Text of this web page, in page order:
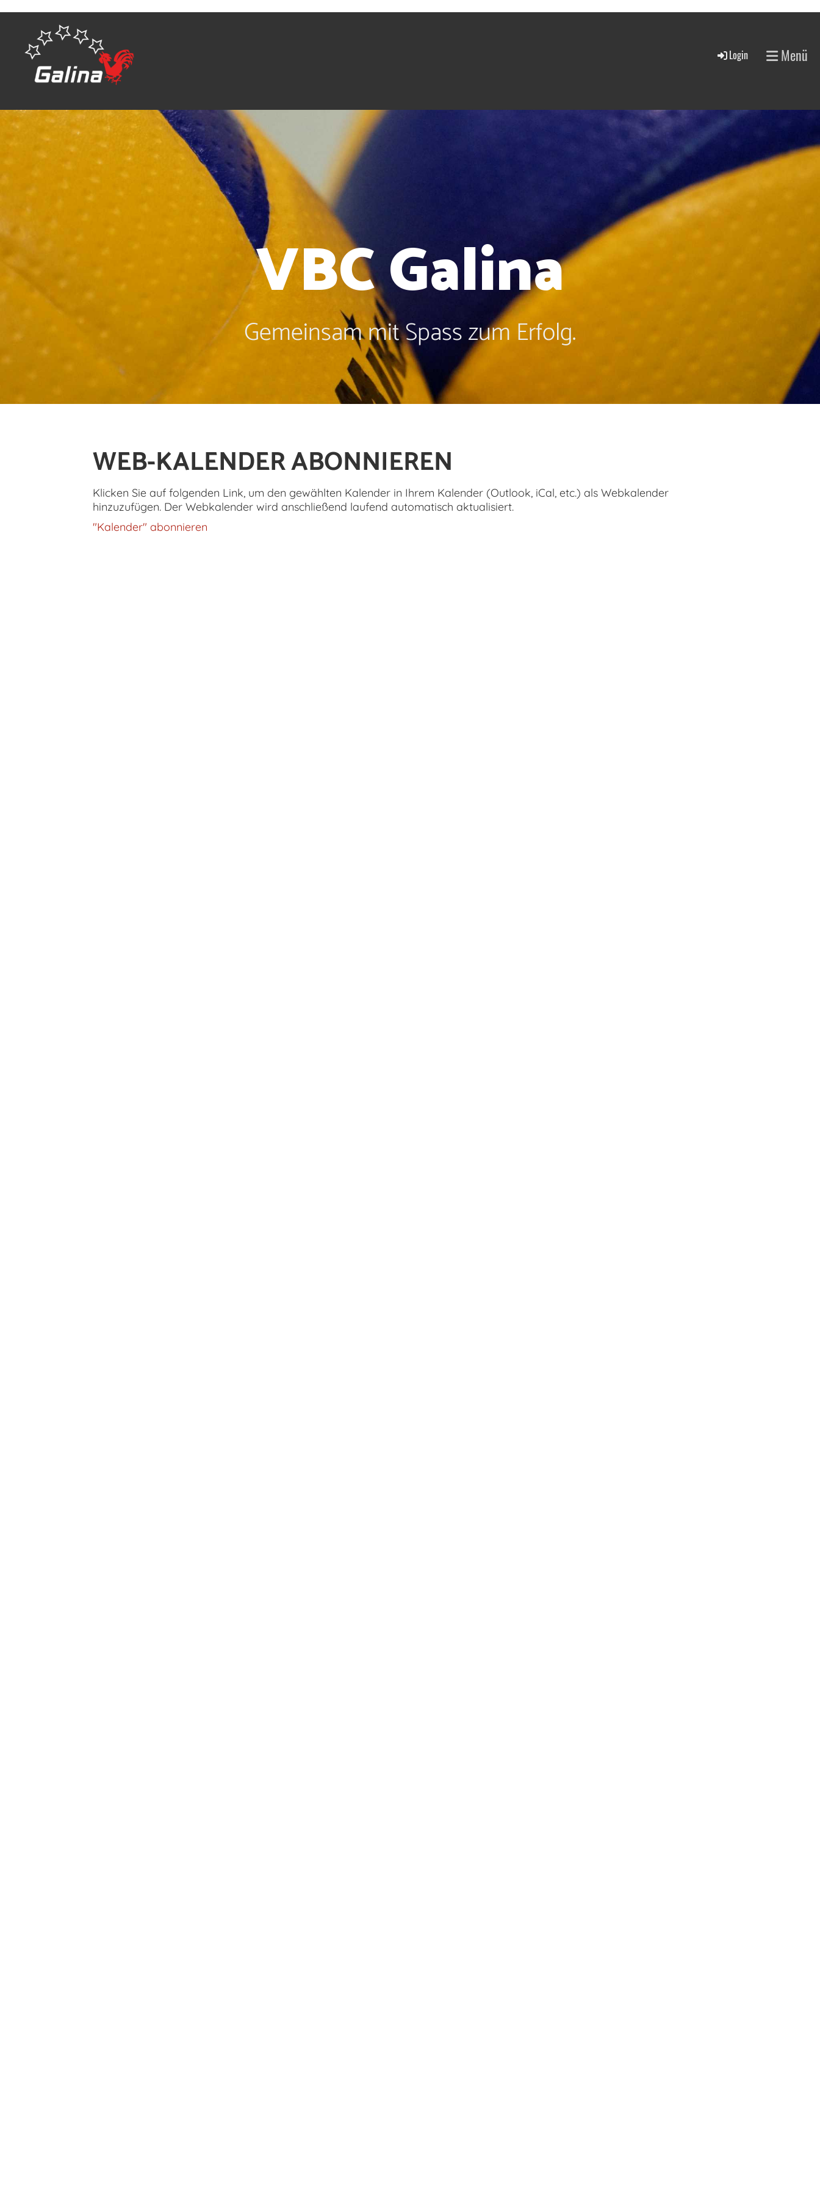
Login Menü
VBC Galina
Gemeinsam mit Spass zum Erfolg.
WEB-KALENDER ABONNIEREN
Klicken Sie auf folgenden Link, um den gewählten Kalender in Ihrem Kalender (Outlook, iCal, etc.) als Webkalender
hinzuzufügen. Der Webkalender wird anschließend laufend automatisch aktualisiert.
"Kalender" abonnieren